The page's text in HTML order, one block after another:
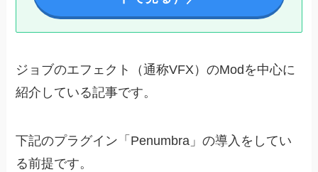
ジョブのエフェクト（通称VFX）のModを中心に
紹介している記事です。
下記のプラグイン「Penumbra」の導入をしてい
る前提です。